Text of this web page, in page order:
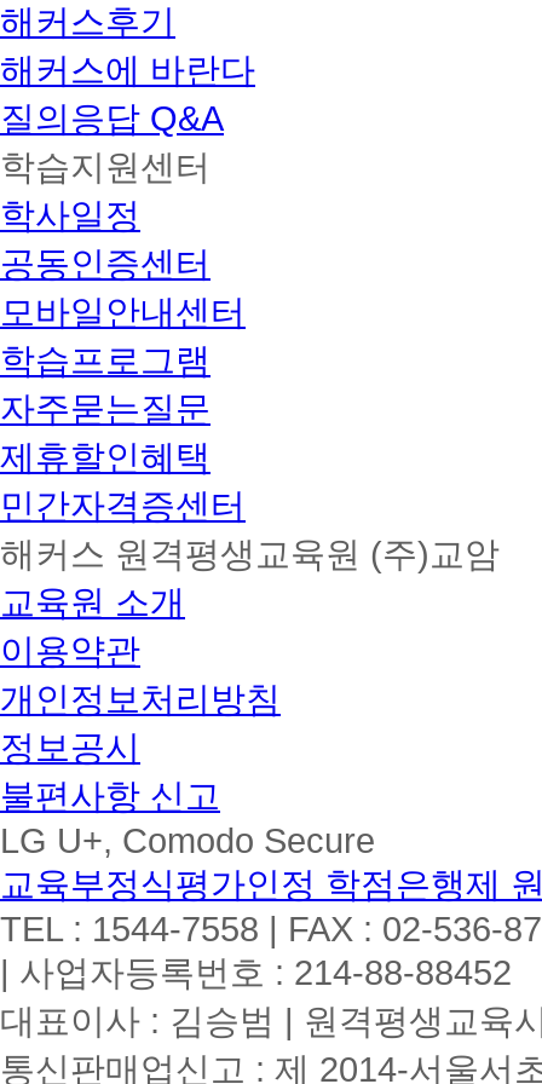
해커스후기
해커스에 바란다
질의응답 Q&A
학습지원센터
학사일정
공동인증센터
모바일안내센터
학습프로그램
자주묻는질문
제휴할인혜택
민간자격증센터
해커스 원격평생교육원 (주)교암
교육원 소개
이용약관
개인정보처리방침
정보공시
불편사항 신고
LG U+, Comodo Secure
교육부정식평가인정 학점은행제
TEL : 1544-7558 | FAX : 02-536-
| 사업자등록번호 : 214-88-88452
대표이사 : 김승범 | 원격평생교육
통신판매업신고 : 제 2014-서울서